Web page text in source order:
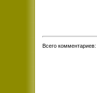
Всего комментариев: